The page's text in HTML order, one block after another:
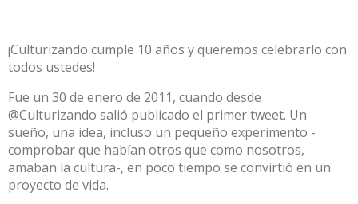
¡Culturizando cumple 10 años y queremos celebrarlo con
todos ustedes!
Fue un 30 de enero de 2011, cuando desde
@Culturizando salió publicado el primer tweet. Un
sueño, una idea, incluso un pequeño experimento -
comprobar que habían otros que como nosotros,
amaban la cultura-, en poco tiempo se convirtió en un
proyecto de vida.